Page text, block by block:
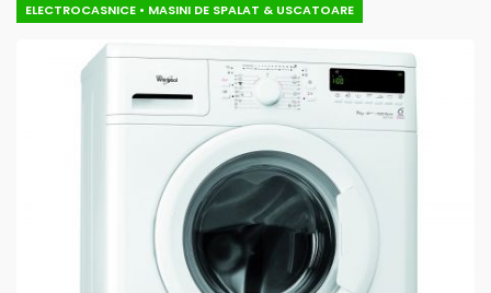
ELECTROCASNICE • MASINI DE SPALAT & USCATOARE